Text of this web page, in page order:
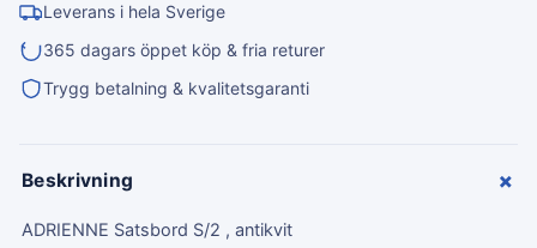
Leverans i hela Sverige
365 dagars öppet köp & fria returer
Trygg betalning & kvalitetsgaranti
Beskrivning +
ADRIENNE Satsbord S/2 , antikvit